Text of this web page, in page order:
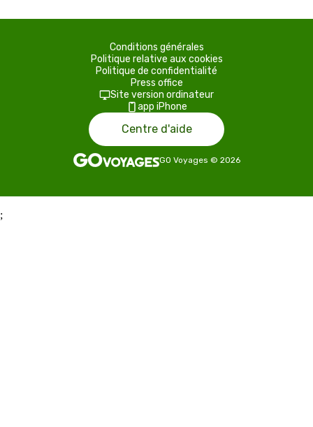
Conditions générales
Politique relative aux cookies
Politique de confidentialité
Press office
Site version ordinateur
app iPhone
Centre d'aide
GO Voyages © 2026
;